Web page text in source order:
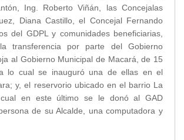
Ing. Roberto Viñán, las Concejalas
Diana Castillo, el Concejal Fernando
del GDPL y comunidades beneficiarias,
transferencia por parte del Gobierno
al Gobierno Municipal de Macará, de 15
lo cual se inauguró una de ellas en el
y, el reservorio ubicado en el barrio La
en este último se le donó al GAD
de su Alcalde, una computadora y